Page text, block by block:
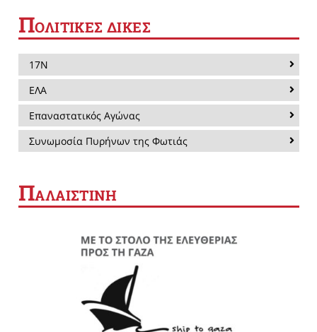
ΠΟΛΙΤΙΚΕΣ ΔΙΚΕΣ
17Ν
ΕΛΑ
Επαναστατικός Αγώνας
Συνωμοσία Πυρήνων της Φωτιάς
ΠΑΛΑΙΣΤΙΝΗ